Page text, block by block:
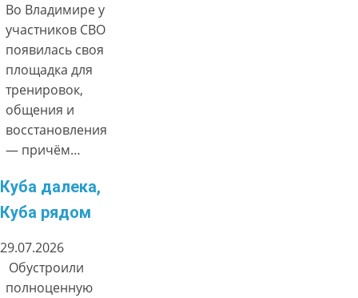
Во Владимире у
участников СВО
появилась своя
площадка для
тренировок,
общения и
восстановления
— причём…
Куба далека,
Куба рядом
29.07.2026
Обустроили
полноценную